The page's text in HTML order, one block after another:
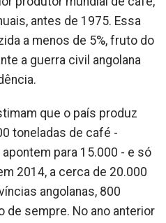
antes de 1975. Essa
a menos de 5%, fruto do
a guerra civil angolana
que o país produz
toneladas de café -
para 15.000 - e só
2014, a cerca de 20.000
angolanas, 800
de sempre. No ano anterior